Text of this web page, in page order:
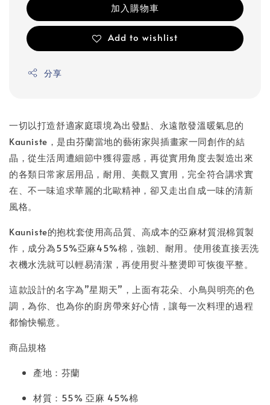
加入購物車
Add to wishlist
分享
一切以打造舒適家庭環境為出發點、永遠散發溫暖氣息的
Kauniste，是由芬蘭當地的藝術家與插畫家一同創作的結
晶，從生活周遭細節中獲得靈感，再從實用角度去製造出來
的各類日常家居用品，耐用、美觀又實用，完全符合講求實
在、不一味追求華麗的北歐精神，卻又走出自成一味的清新
風格。
Kauniste的抱枕套使用高品質、高成本的亞麻材質混棉質製
作，成分為55%亞麻45%棉，強韌、耐用。使用後直接丟洗
衣機水洗就可以輕易清潔，再使用熨斗整燙即可恢復平整。
這款設計的名字為”星期天”，上面有花朵、小鳥與明亮的色
調，為你、也為你的廚房帶來好心情，讓每一次料理的過程
都愉快暢意。
商品規格
產地：芬蘭
材質：55% 亞麻 45%棉